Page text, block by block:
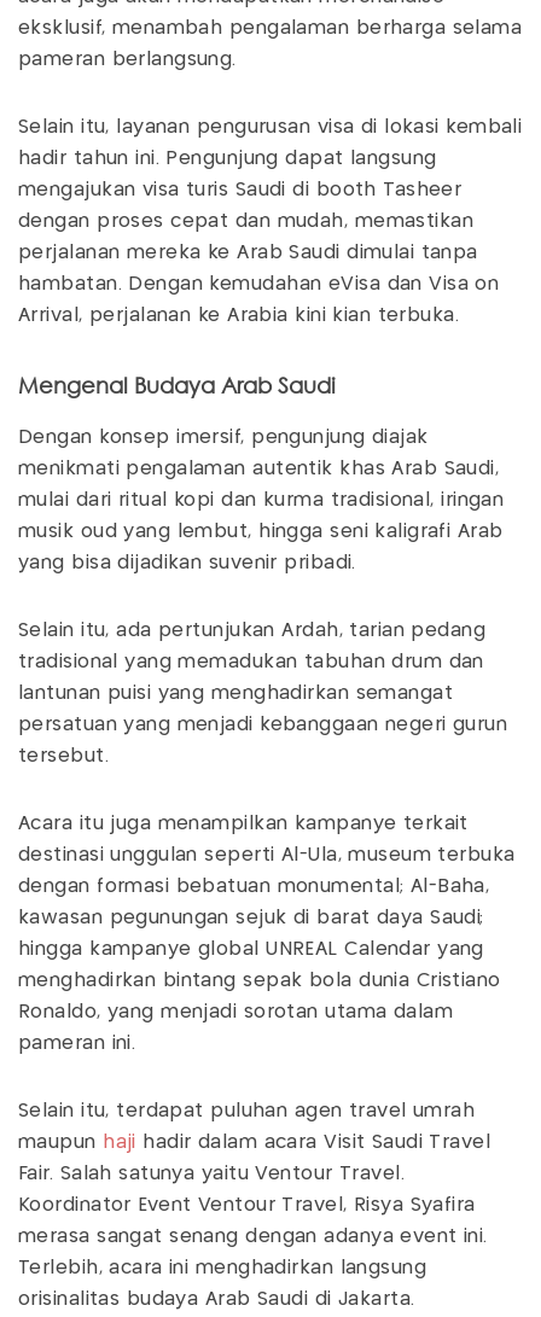
eksklusif, menambah pengalaman berharga selama
pameran berlangsung.
Selain itu, layanan pengurusan visa di lokasi kembali
hadir tahun ini. Pengunjung dapat langsung
mengajukan visa turis Saudi di booth Tasheer
dengan proses cepat dan mudah, memastikan
perjalanan mereka ke Arab Saudi dimulai tanpa
hambatan. Dengan kemudahan eVisa dan Visa on
Arrival, perjalanan ke Arabia kini kian terbuka.
Mengenal Budaya Arab Saudi
Dengan konsep imersif, pengunjung diajak
menikmati pengalaman autentik khas Arab Saudi,
mulai dari ritual kopi dan kurma tradisional, iringan
musik oud yang lembut, hingga seni kaligrafi Arab
yang bisa dijadikan suvenir pribadi.
Selain itu, ada pertunjukan Ardah, tarian pedang
tradisional yang memadukan tabuhan drum dan
lantunan puisi yang menghadirkan semangat
persatuan yang menjadi kebanggaan negeri gurun
tersebut.
Acara itu juga menampilkan kampanye terkait
destinasi unggulan seperti Al-Ula, museum terbuka
dengan formasi bebatuan monumental; Al-Baha,
kawasan pegunungan sejuk di barat daya Saudi;
hingga kampanye global UNREAL Calendar yang
menghadirkan bintang sepak bola dunia Cristiano
Ronaldo, yang menjadi sorotan utama dalam
pameran ini.
Selain itu, terdapat puluhan agen travel umrah
maupun haji hadir dalam acara Visit Saudi Travel
Fair. Salah satunya yaitu Ventour Travel.
Koordinator Event Ventour Travel, Risya Syafira
merasa sangat senang dengan adanya event ini.
Terlebih, acara ini menghadirkan langsung
orisinalitas budaya Arab Saudi di Jakarta.